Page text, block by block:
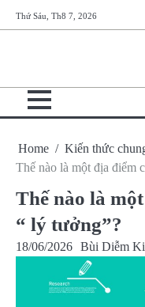
to
Thứ Sáu, Th8 7, 2026
Home
Kiến thức
Thế nào là một địa điểm
Thế nào là
“ lý tưởng”?
18/06/2026 Bùi Diễm